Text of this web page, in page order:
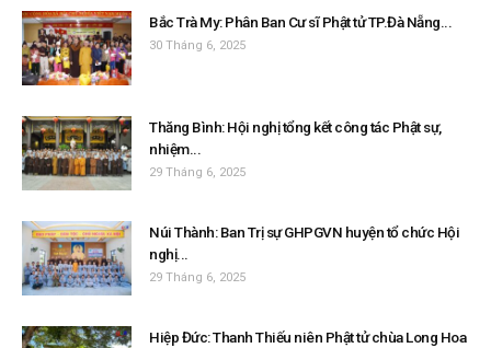
Bắc Trà My: Phân Ban Cư sĩ Phật tử TP.Đà Nẵng...
30 Tháng 6, 2025
Thăng Bình: Hội nghị tổng kết công tác Phật sự,
nhiệm...
29 Tháng 6, 2025
Núi Thành: Ban Trị sự GHPGVN huyện tổ chức Hội
nghị...
29 Tháng 6, 2025
Hiệp Đức: Thanh Thiếu niên Phật tử chùa Long Hoa